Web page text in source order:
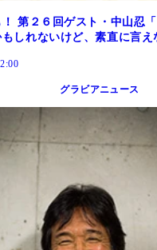
第２６回ゲスト・中山忍
しれないけど、素直に言え
グラビアニュース